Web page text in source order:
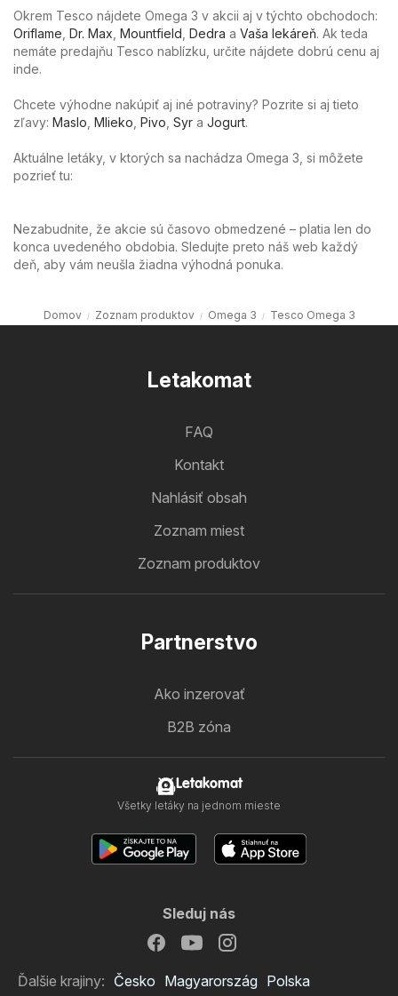
Okrem Tesco nájdete Omega 3 v akcii aj v týchto obchodoch:
Oriflame Dr. Max Mountfield Dedra a Vaša lekáreň. Ak teda
nemáte predajňu Tesco nablízku, určite nájdete dobrú cenu aj
inde.
Chcete výhodne nakúpiť aj iné potraviny? Pozrite si aj tieto
zľavy: Maslo Mlieko Pivo Syr a Jogurt.
Aktuálne letáky, v ktorých sa nachádza Omega 3, si môžete
pozrieť tu:
Nezabudnite, že akcie sú časovo obmedzené – platia len do
konca uvedeného obdobia. Sledujte preto náš web každý
deň, aby vám neušla žiadna výhodná ponuka.
Domov Zoznam produktov Omega 3 Tesco Omega 3
Letakomat
FAQ
Kontakt
Nahlásiť obsah
Zoznam miest
Zoznam produktov
Partnerstvo
Ako inzerovať
B2B zóna
Letakomat
Všetky letáky na jednom mieste
Sleduj nás
Ďalšie krajiny: Česko Magyarország Polska